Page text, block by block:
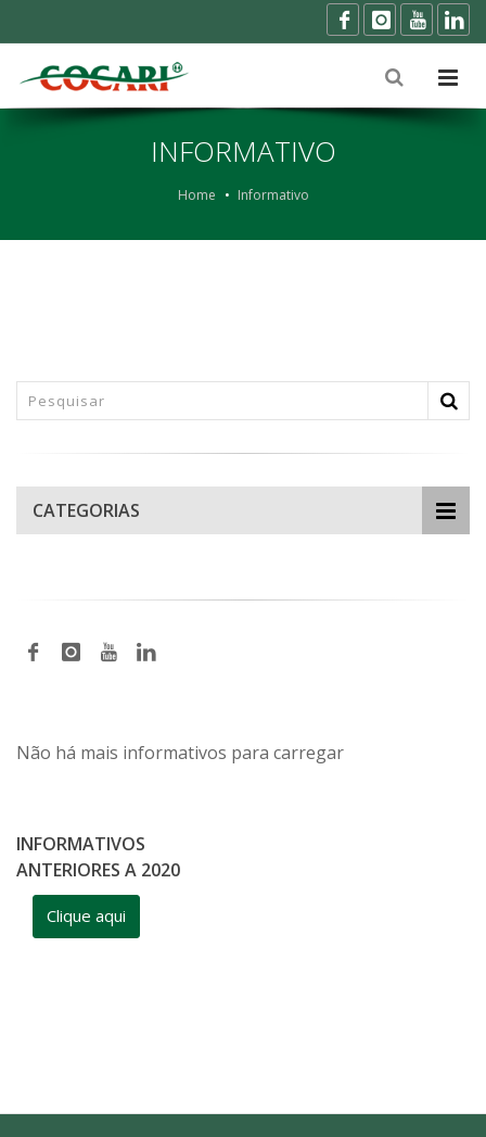
INFORMATIVO
Home Informativo
CATEGORIAS
Não há mais informativos para carregar
INFORMATIVOS
ANTERIORES A 2020
Clique aqui